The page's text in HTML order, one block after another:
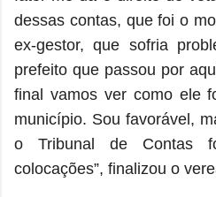
dessas contas, que foi o
ex-gestor, que sofria
prefeito que passou por
final vamos ver como ele
município. Sou favorável,
o Tribunal de Contas
colocações”, finalizou o